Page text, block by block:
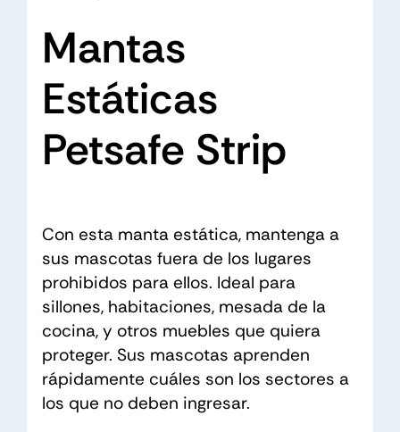
Mantas
Estáticas
Petsafe Strip
Con esta manta estática, mantenga a
sus mascotas fuera de los lugares
prohibidos para ellos. Ideal para
sillones, habitaciones, mesada de la
cocina, y otros muebles que quiera
proteger. Sus mascotas aprenden
rápidamente cuáles son los sectores a
los que no deben ingresar.